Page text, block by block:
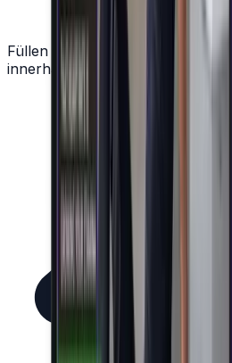
Füllen Sie das Formular aus und
innerhalb von 8